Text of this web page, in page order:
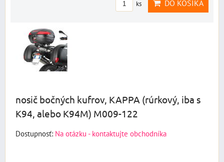
ks DO KOŠÍKA
nosič bočných kufrov, KAPPA (rúrkový, iba s
K94, alebo K94M) M009-122
Dostupnosť: Na otázku - kontaktujte obchodníka